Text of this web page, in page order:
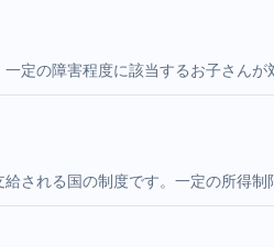
定の障害程度に該当するお子さんが
される国の制度です。一定の所得制